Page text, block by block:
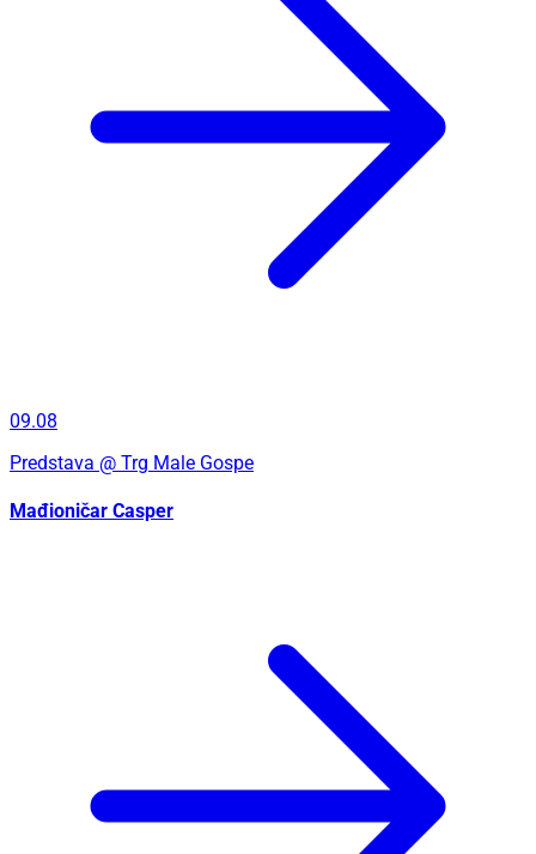
09.08
Predstava @ Trg Male Gospe
Mađioničar Casper